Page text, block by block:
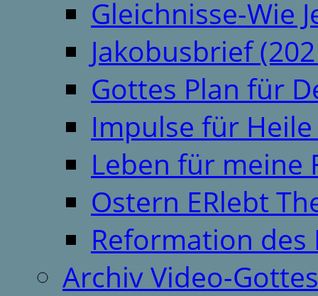
Gleichnisse-Wie
Jakobusbrief
Gottes Plan für
Impulse für
Leben für meine
Ostern ERlebt
Reformation des
Archiv Video-